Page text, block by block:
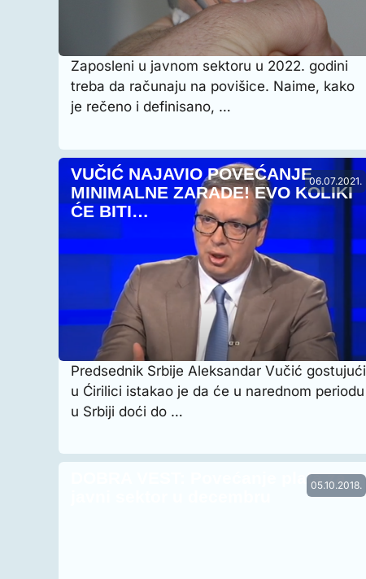
Zaposleni u javnom sektoru u 2022. godini
treba da računaju na povišice. Naime, kako
je rečeno i definisano, …
06.07.2021.
VUČIĆ NAJAVIO POVEĆANJE
MINIMALNE ZARADE! EVO KOLIKI
ĆE BITI…
Predsednik Srbije Aleksandar Vučić gostujući
u Ćirilici istakao je da će u narednom periodu
u Srbiji doći do …
05.10.2018.
DOBRA VEST: Povećanje plata za